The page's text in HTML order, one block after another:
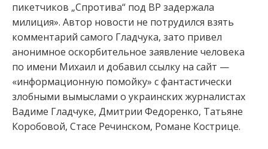
пикетчиков „Спротива“ под ВР задержала
милиция». Автор новости не потрудился взять
комментарий самого Гладчука, зато привел
анонимное оскорбительное заявление человека
по имени Михаил и добавил ссылку на сайт —
«информационную помойку» с фантастически
злобными вымыслами о украинских журналистах
Вадиме Гладчуке, Дмитрии Федоренко, Татьяне
Коробовой, Стасе Речинском, Романе Кострице.